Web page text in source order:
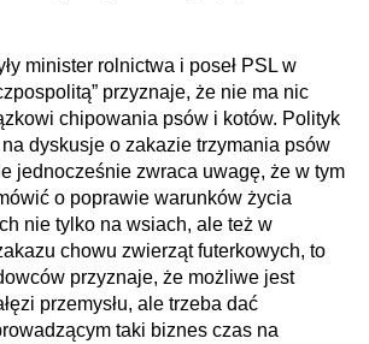
minister rolnictwa i poseł PSL w
przyznaje, że nie ma nic
chipowania psów i kotów. Polityk
dyskusje o zakazie trzymania psów
jednocześnie zwraca uwagę, że w tym
o poprawie warunków życia
nie tylko na wsiach, ale też w
chowu zwierząt futerkowych, to
przyznaje, że możliwe jest
przemysłu, ale trzeba dać
taki biznes czas na